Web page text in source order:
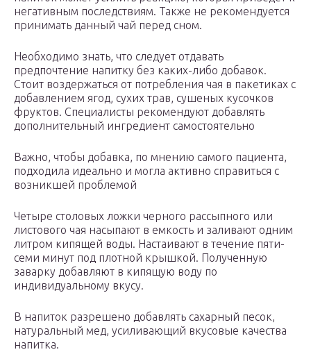
негативным последствиям. Также не рекомендуется
принимать данный чай перед сном.
Необходимо знать, что следует отдавать
предпочтение напитку без каких-либо добавок.
Стоит воздержаться от потребления чая в пакетиках с
добавлением ягод, сухих трав, сушеных кусочков
фруктов. Специалисты рекомендуют добавлять
дополнительный ингредиент самостоятельно
Важно, чтобы добавка, по мнению самого пациента,
подходила идеально и могла активно справиться с
возникшей проблемой
Четыре столовых ложки черного рассыпного или
листового чая насыпают в емкость и заливают одним
литром кипящей воды. Настаивают в течение пяти-
семи минут под плотной крышкой. Полученную
заварку добавляют в кипящую воду по
индивидуальному вкусу.
В напиток разрешено добавлять сахарный песок,
натуральный мед, усиливающий вкусовые качества
напитка.